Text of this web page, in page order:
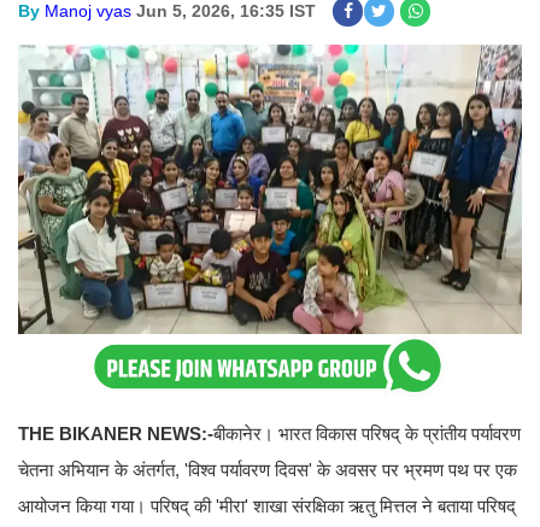
By Manoj vyas Jun 5, 2026, 16:35 IST
THE BIKANER NEWS:-बीकानेर। भारत विकास परिषद् के प्रांतीय पर्यावरण
चेतना अभियान के अंतर्गत, 'विश्व पर्यावरण दिवस' के अवसर पर भ्रमण पथ पर एक
आयोजन किया गया। परिषद् की 'मीरा' शाखा संरक्षिका ऋतु मित्तल ने बताया परिषद्